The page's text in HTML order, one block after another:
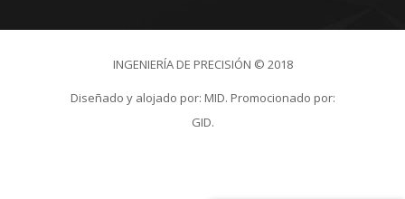
INGENIERÍA DE PRECISIÓN © 2018
Diseñado y alojado por: MID. Promocionado por:
GID.